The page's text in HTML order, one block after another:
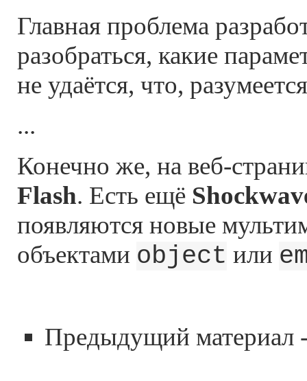
Главная проблема
разобраться, какие
не удаётся, что,
...
Конечно же, на веб-
Flash. Есть ещё
появляются новые
объектами object или
Предыдущий материал